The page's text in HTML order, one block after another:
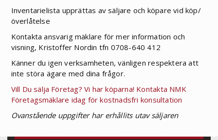
Inventarielista upprättas av säljare och köpare vid köp/
överlåtelse
Kontakta ansvarig mäklare för mer information och
visning, Kristoffer Nordin tfn 0708-640 412
Känner du igen verksamheten, vänligen respektera att
inte störa ägare med dina frågor.
Vill Du sälja Företag? Vi har köparna! Kontakta NMK
Företagsmäklare idag för kostnadsfri konsultation
Ovanstående uppgifter har erhållits utav säljaren